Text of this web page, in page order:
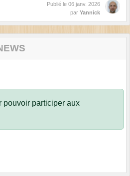
Publié le 06 janv. 2026
par Yannick
pouvoir participer aux